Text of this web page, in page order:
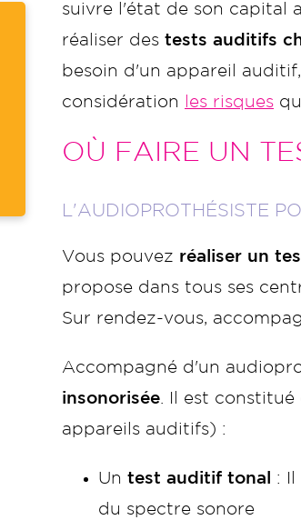
suivre l'état de son capital
réaliser des tests auditifs
besoin d'un appareil
considération
les risques
OÙ FAIRE UN
L'AUDIOPROTHÉSISTE
Vous pouvez réaliser un
propose dans tous ses
Sur rendez-vous,
Accompagné d'un
insonorisée . Il est
appareils auditifs) :
Un test auditif tonal
: Il
du spectre sonore